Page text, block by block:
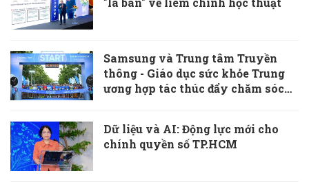
Samsung và Trung tâm Truyền
thông - Giáo dục sức khỏe Trung
ương hợp tác thúc đẩy chăm sóc
Dữ liệu và AI: Động lực mới cho
chính quyền số TP.HCM